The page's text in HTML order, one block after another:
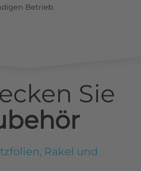
Betrieb.
Sie
Rakel und